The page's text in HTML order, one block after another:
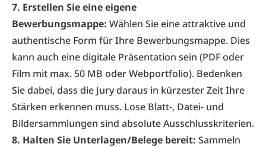
7. Erstellen Sie eine eigene
Bewerbungsmappe: Wählen Sie eine attraktive und
authentische Form für Ihre Bewerbungsmappe. Dies
kann auch eine digitale Präsentation sein (PDF oder
Film mit max. 50 MB oder Webportfolio). Bedenken
Sie dabei, dass die Jury daraus in kürzester Zeit Ihre
Stärken erkennen muss. Lose Blatt-, Datei- und
Bildersammlungen sind absolute Ausschlusskriterien.
8. Halten Sie Unterlagen/Belege bereit: Sammeln